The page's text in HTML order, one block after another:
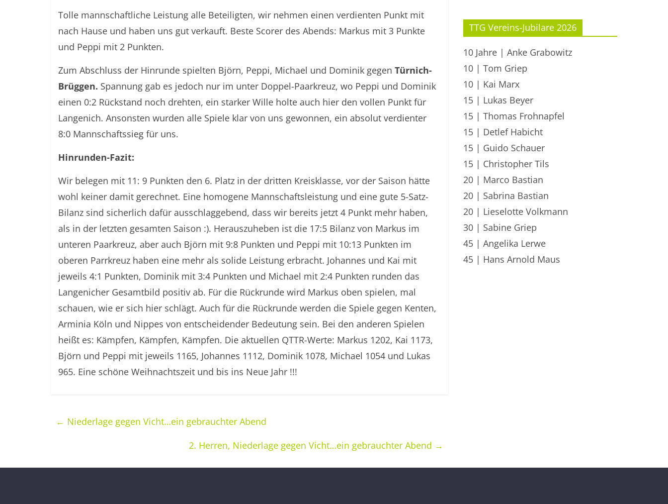
Tolle mannschaftliche Leistung alle Beteiligten, wir nehmen einen verdienten Punkt mit
nach Hause und haben uns gut verkauft. Beste Scorer des Abends: Markus mit 3 Punkte
und Peppi mit 2 Punkten.
Zum Abschluss der Hinrunde spielten Björn, Peppi, Michael und Dominik gegen Türnich-
Brüggen. Spannung gab es jedoch nur im unter Doppel-Paarkreuz, wo Peppi und Dominik
einen 0:2 Rückstand noch drehten, ein starker Wille holte auch hier den vollen Punkt für
Langenich. Ansonsten wurden alle Spiele klar von uns gewonnen, ein absolut verdienter
8:0 Mannschaftssieg für uns.
Hinrunden-Fazit:
Wir belegen mit 11: 9 Punkten den 6. Platz in der dritten Kreisklasse, vor der Saison hätte
wohl keiner damit gerechnet. Eine homogene Mannschaftsleistung und eine gute 5-Satz-
Bilanz sind sicherlich dafür ausschlaggebend, dass wir bereits jetzt 4 Punkt mehr haben,
als in der letzten gesamten Saison :). Herauszuheben ist die 17:5 Bilanz von Markus im
unteren Paarkreuz, aber auch Björn mit 9:8 Punkten und Peppi mit 10:13 Punkten im
oberen Parrkreuz haben eine mehr als solide Leistung erbracht. Johannes und Kai mit
jeweils 4:1 Punkten, Dominik mit 3:4 Punkten und Michael mit 2:4 Punkten runden das
Langenicher Gesamtbild positiv ab. Für die Rückrunde wird Markus oben spielen, mal
schauen, wie er sich hier schlägt. Auch für die Rückrunde werden die Spiele gegen Kenten,
Arminia Köln und Nippes von entscheidender Bedeutung sein. Bei den anderen Spielen
heißt es: Kämpfen, Kämpfen, Kämpfen. Die aktuellen QTTR-Werte: Markus 1202, Kai 1173,
Björn und Peppi mit jeweils 1165, Johannes 1112, Dominik 1078, Michael 1054 und Lukas
965. Eine schöne Weihnachtszeit und bis ins Neue Jahr !!!
← Niederlage gegen Vicht…ein gebrauchter Abend
2. Herren, Niederlage gegen Vicht…ein gebrauchter Abend →
TTG Vereins-Jubilare 2026
10 Jahre | Anke Grabowitz
10 | Tom Griep
10 | Kai Marx
15 | Lukas Beyer
15 | Thomas Frohnapfel
15 | Detlef Habicht
15 | Guido Schauer
15 | Christopher Tils
20 | Marco Bastian
20 | Sabrina Bastian
20 | Lieselotte Volkmann
30 | Sabine Griep
45 | Angelika Lerwe
45 | Hans Arnold Maus